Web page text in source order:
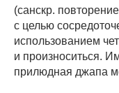
(санскр.
с целью
использованием
и произноситься.
прилюдная джапа